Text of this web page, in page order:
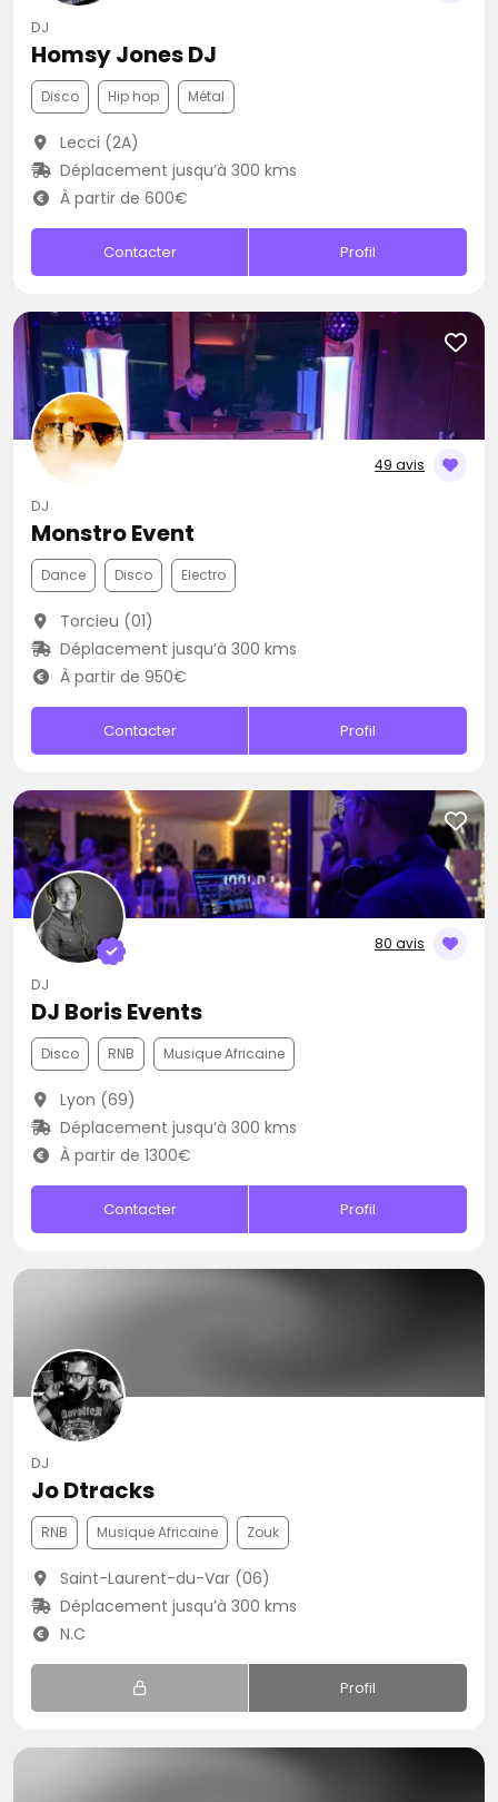
DJ
Homsy Jones DJ
Disco Hip hop Métal
Lecci (2A)
Déplacement jusqu’à 300 kms
À partir de 600€
Contacter Profil
49 avis
DJ
Monstro Event
Dance Disco Electro
Torcieu (01)
Déplacement jusqu’à 300 kms
À partir de 950€
Contacter Profil
80 avis
DJ
DJ Boris Events
Disco RNB Musique Africaine
Lyon (69)
Déplacement jusqu’à 300 kms
À partir de 1300€
Contacter Profil
DJ
Jo Dtracks
RNB Musique Africaine Zouk
Saint-Laurent-du-Var (06)
Déplacement jusqu’à 300 kms
N.C
Profil